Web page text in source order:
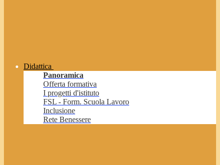
Didattica
Panoramica
Offerta formativa
I progetti d'istituto
FSL - Form. Scuola Lavoro
Inclusione
Rete Benessere